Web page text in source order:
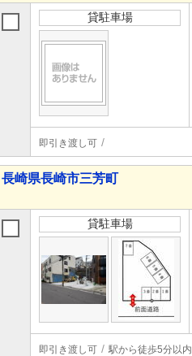
貸駐車場
即引き渡し可
長崎県長崎市三芳町
貸駐車場
即引き渡し可 駅から徒歩5分以内